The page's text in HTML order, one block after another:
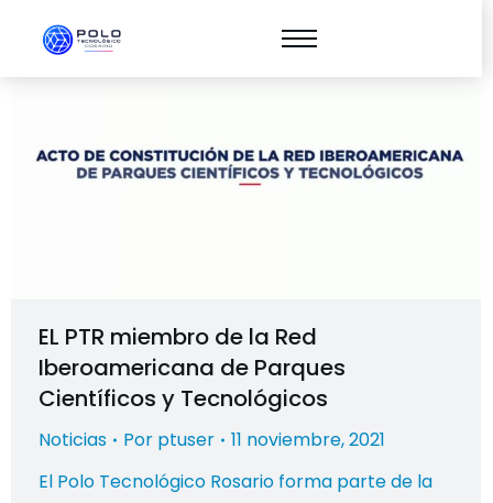
EL PTR miembro de la Red
Iberoamericana de Parques
Científicos y Tecnológicos
Noticias Por ptuser
11 noviembre, 2021
El Polo Tecnológico Rosario forma parte de la